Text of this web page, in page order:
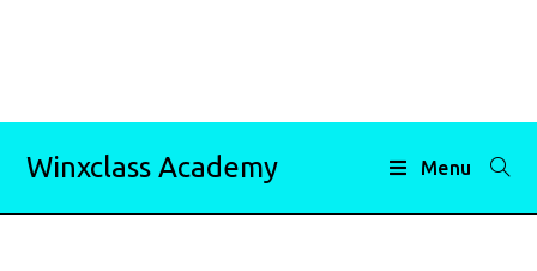
Winxclass Academy Menu